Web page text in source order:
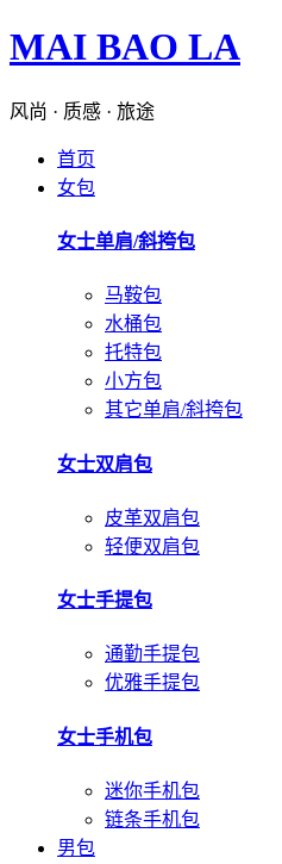
MAI BAO LA
风尚 · 质感 · 旅途
首页
女包
女士单肩/斜挎包
马鞍包
水桶包
托特包
小方包
其它单肩/斜挎包
女士双肩包
皮革双肩包
轻便双肩包
女士手提包
通勤手提包
优雅手提包
女士手机包
迷你手机包
链条手机包
男包